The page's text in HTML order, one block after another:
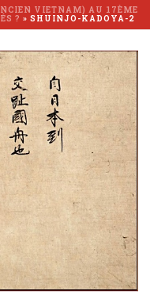
VIETNAM) AU 17ÈME
? » SHUINJO-KADOYA-2